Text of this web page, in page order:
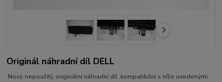
Originál náhradní díl DELL
Nový, nepoužitý, originální náhradní díl kompatibilní s níže uvedenými